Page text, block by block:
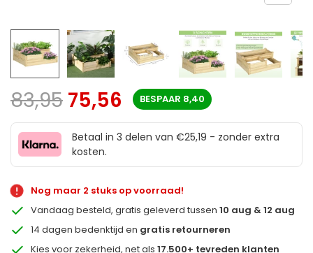
83,95 75,56 BESPAAR 8,40
Betaal in 3 delen van €25,19 - zonder extra
kosten.
Nog maar 2 stuks op voorraad!
Vandaag besteld, gratis geleverd tussen10 aug & 12 aug
14 dagen bedenktijd en gratis retourneren
Kies voor zekerheid, net als17.500+ tevreden klanten